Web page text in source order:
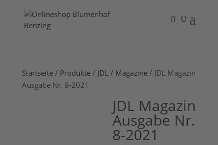
Startseite/ Produkte/ JDL / Magazine/ JDL Magazin
Ausgabe Nr. 8-2021
JDL Magazin
Ausgabe Nr.
8-2021